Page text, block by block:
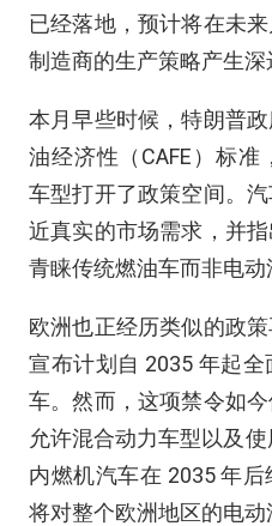
已经落地，预计将在未
制造商的生产策略产生深
本月早些时候，特朗普
油经济性（CAFE）标
车型打开了政策空间。
近真实的市场需求，并
青睐传统燃油车而非电动
欧洲也正经历类似的政
宣布计划自 2035 年起
车。然而，这项禁令如
允许混合动力车型以及
内燃机汽车在 2035 年
将对整个欧洲地区的电动